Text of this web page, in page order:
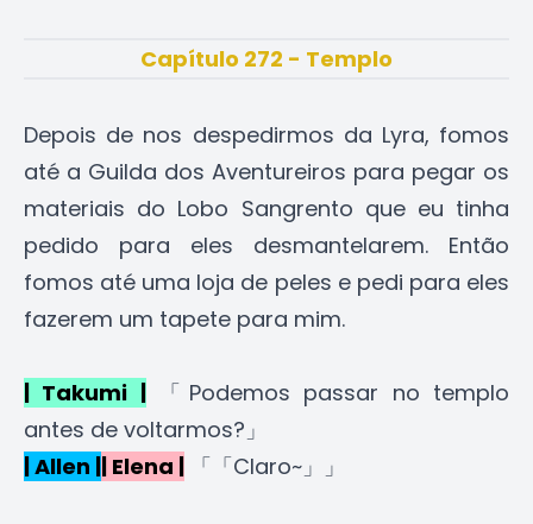
Capítulo 272 - Templo
Depois de nos despedirmos da Lyra, fomos
até a Guilda dos Aventureiros para pegar os
materiais do Lobo Sangrento que eu tinha
pedido para eles desmantelarem. Então
fomos até uma loja de peles e pedi para eles
fazerem um tapete para mim.
| Takumi |「Podemos passar no templo
antes de voltarmos?」
| Allen || Elena | 「「Claro~」」